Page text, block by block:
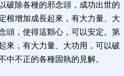
破除各種的邪念頭，成功出世的
根增加成長起來，有大力量、大
頭，使得這顆心，可以安定。第
來，有大力量、大功用，可以破
中不正的各種固執的見解。